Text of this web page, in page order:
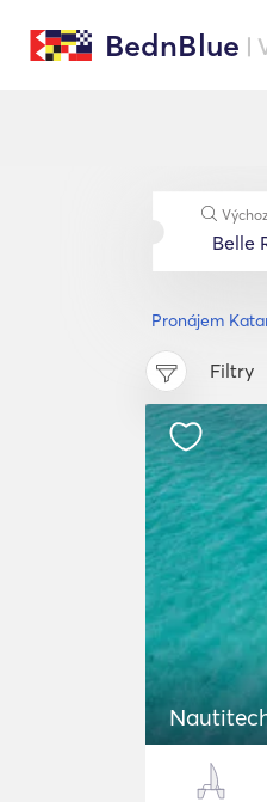
BednBlue
Pronájem
Filtry